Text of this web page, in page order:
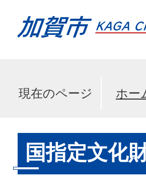
現在のページ ホー
国指定文化